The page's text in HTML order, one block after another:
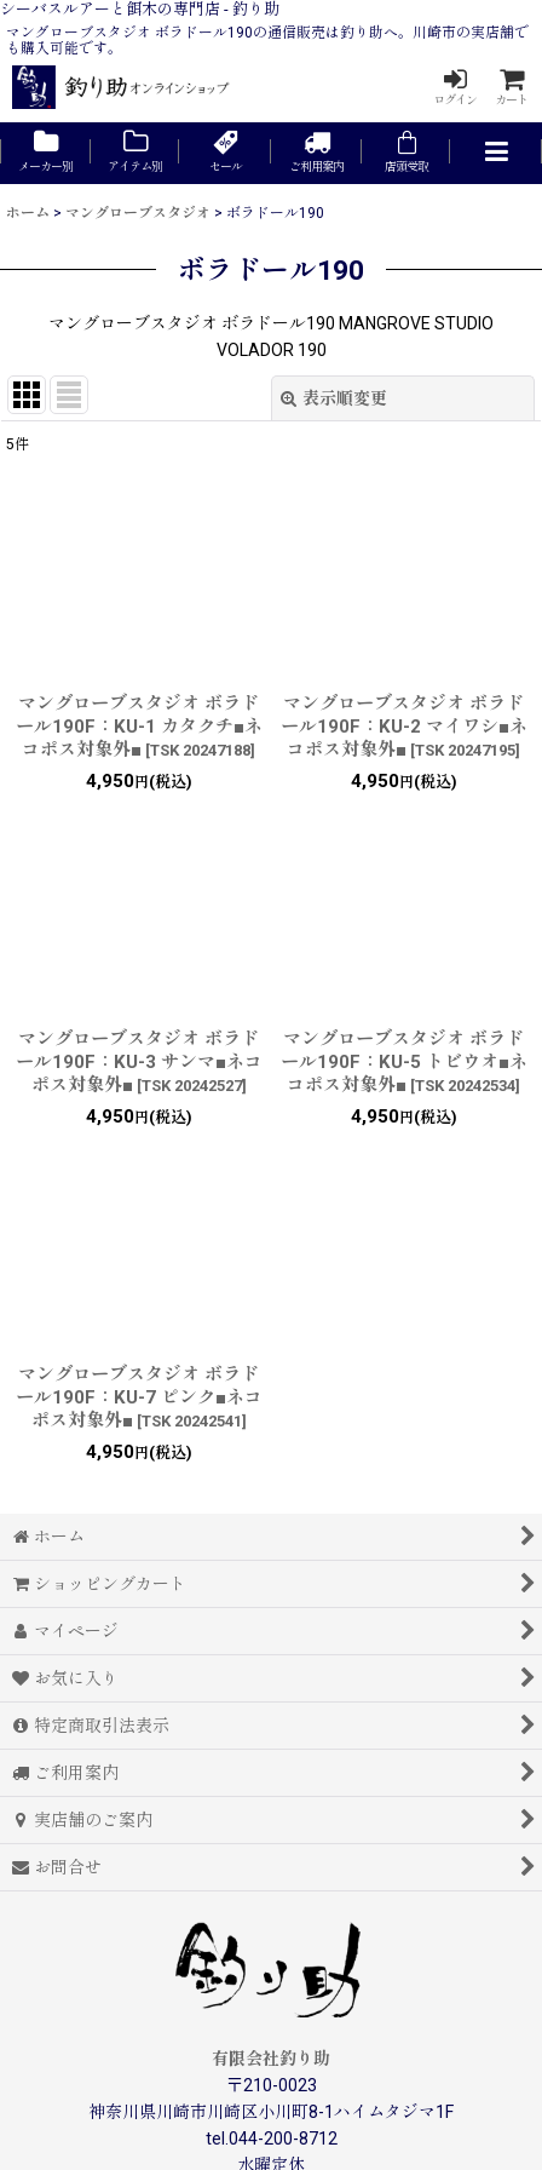
シーバスルアーと餌木の専門店 - 釣り助
マングローブスタジオ ボラドール190の通信販売は釣り助へ。川崎市の実店舗で
も購入可能です。
ログイン カート
メーカー別 アイテム別 セール ご利用案内 店頭受取
ホーム > マングローブスタジオ > ボラドール190
ボラドール190
マングローブスタジオ ボラドール190 MANGROVE STUDIO
VOLADOR 190
表示順変更
5件
マングローブスタジオ ボラド
ール190F：KU-1 カタクチ■ネ
コポス対象外■ [TSK 20247188]
4,950円(税込)
マングローブスタジオ ボラド
ール190F：KU-2 マイワシ■ネ
コポス対象外■ [TSK 20247195]
4,950円(税込)
マングローブスタジオ ボラド
ール190F：KU-3 サンマ■ネコ
ポス対象外■ [TSK 20242527]
4,950円(税込)
マングローブスタジオ ボラド
ール190F：KU-5 トビウオ■ネ
コポス対象外■ [TSK 20242534]
4,950円(税込)
マングローブスタジオ ボラド
ール190F：KU-7 ピンク■ネコ
ポス対象外■ [TSK 20242541]
4,950円(税込)
ホーム
ショッピングカート
マイページ
お気に入り
特定商取引法表示
ご利用案内
実店舗のご案内
お問合せ
有限会社釣り助
〒210-0023
神奈川県川崎市川崎区小川町8-1ハイムタジマ1F
tel.044-200-8712
水曜定休